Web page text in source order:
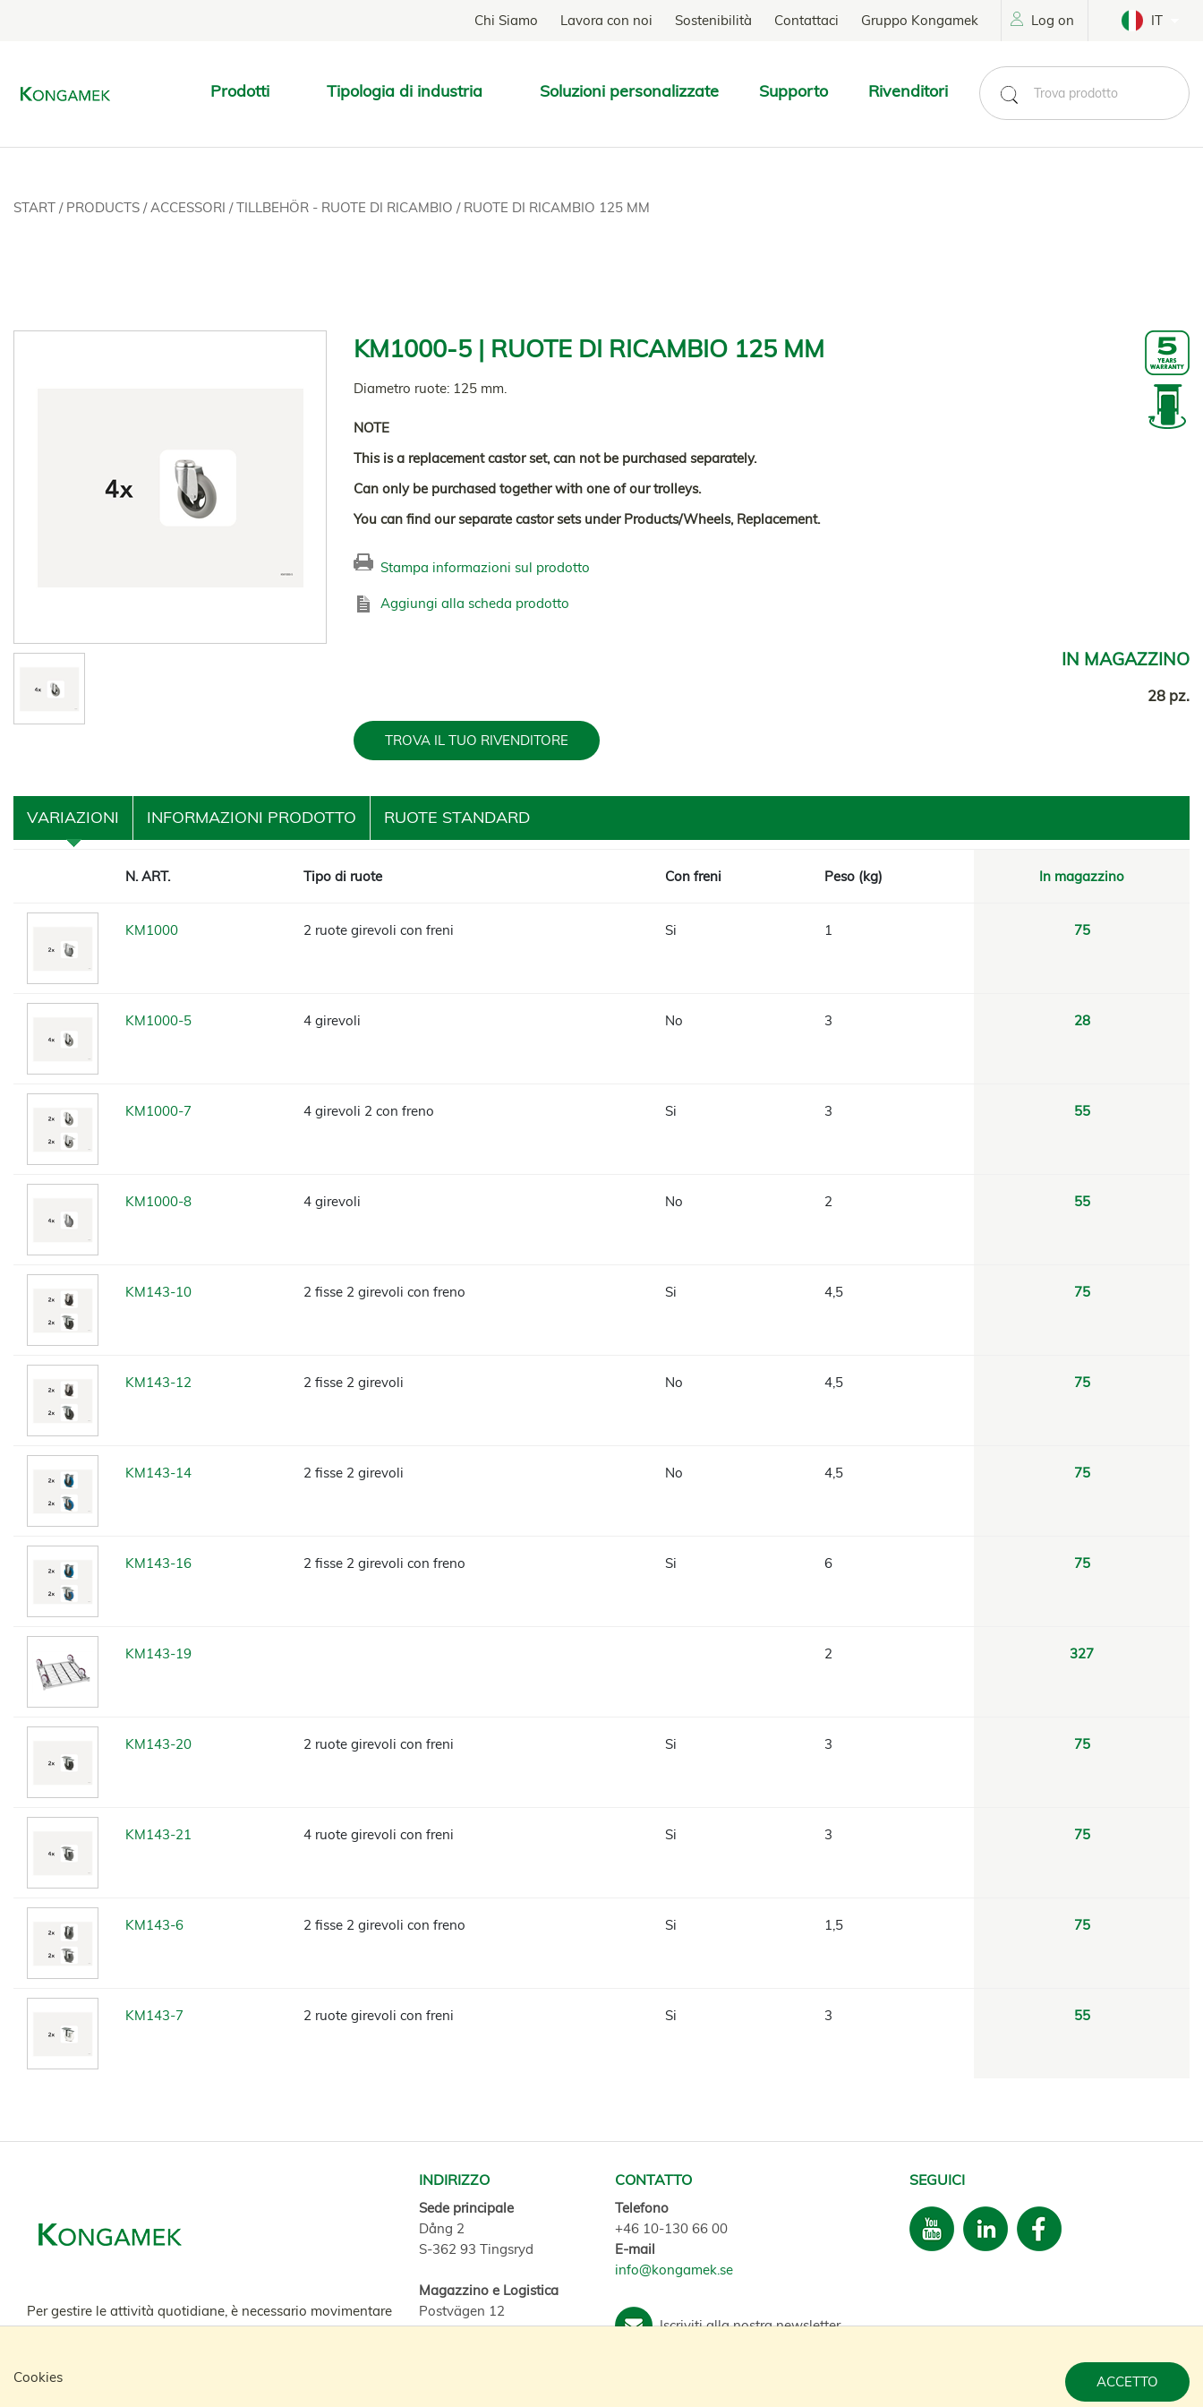
ACCETTO
Cookies
Chi Siamo Lavora con noi Sostenibilità Contattaci Gruppo Kongamek Log on IT
Prodotti Tipologia di industria Soluzioni personalizzate Supporto Rivenditori
TROVA
START / PRODUCTS /ACCESSORI /TILLBEHÖR - RUOTE DI RICAMBIO / RUOTE DI RICAMBIO 125 MM
KM1000-5 | RUOTE DI RICAMBIO 125 MM
Diametro ruote: 125 mm.
NOTE
This is a replacement castor set, can not be purchased separately.
Can only be purchased together with one of our trolleys.
You can find our separate castor sets under Products/Wheels, Replacement.
Stampa informazioni sul prodotto
Aggiungi alla scheda prodotto
IN MAGAZZINO
28 pz.
TROVA IL TUO RIVENDITORE
VARIAZIONI INFORMAZIONI PRODOTTO RUOTE STANDARD
N. ART. Tipo di ruote Con freni Peso (kg) In magazzino
KM1000 2 ruote girevoli con freni Si 1 75
KM1000-5 4 girevoli No 3 28
KM1000-7 4 girevoli 2 con freno Si 3 55
KM1000-8 4 girevoli No 2 55
KM143-10 2 fisse 2 girevoli con freno Si 4,5 75
KM143-12 2 fisse 2 girevoli No 4,5 75
KM143-14 2 fisse 2 girevoli No 4,5 75
KM143-16 2 fisse 2 girevoli con freno Si 6 75
KM143-19 2 327
KM143-20 2 ruote girevoli con freni Si 3 75
KM143-21 4 ruote girevoli con freni Si 3 75
KM143-6 2 fisse 2 girevoli con freno Si 1,5 75
KM143-7 2 ruote girevoli con freni Si 3 55
Per gestire le attività quotidiane, è necessario movimentare
merci e prodotti di vario tipo. Kongamek sviluppa, produce
materiali, concepiti e adattati in base alle attività e al tipo
INDIRIZZO
Sede principale
Dång 2
S-362 93 Tingsryd
Magazzino e Logistica
Postvägen 12
S-362 40 Konga
CONTATTO
Telefono
+46 10-130 66 00
E-mail
info@kongamek.se
Iscriviti alla nostra newsletter
SEGUICI